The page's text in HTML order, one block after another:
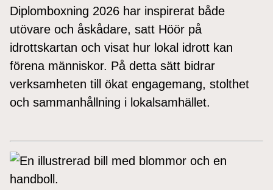
Diplomboxning 2026 har inspirerat både
utövare och åskådare, satt Höör på
idrottskartan och visat hur lokal idrott kan
förena människor. På detta sätt bidrar
verksamheten till ökat engagemang, stolthet
och sammanhållning i lokalsamhället.